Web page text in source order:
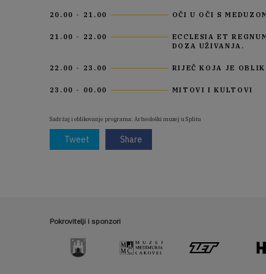
20.00 - 21.00 OČI U OČI S
21.00 - 22.00
ECCLESIA ET
DOZA UŽIVANJA.
22.00 - 23.00 RIJEČ KOJA JE
23.00 - 00.00 MITOVI I KULTOVI
Sadržaj i oblikovanje programa: Arheološki muzej u Splitu
Tweet Share
Pokrovitelji i sponzori